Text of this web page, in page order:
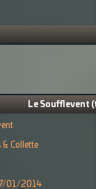
Le Soufflevent
Collette
01/2014